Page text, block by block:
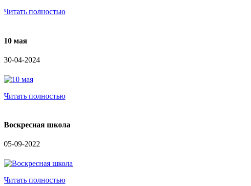
Читать полностью
10 мая
30-04-2024
Читать полностью
Воскресная школа
05-09-2022
Читать полностью